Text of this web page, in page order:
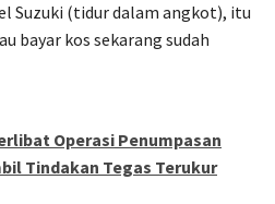
Suzuki (tidur dalam angkot), itu
bayar kos sekarang sudah
Operasi Penumpasan
Tindakan Tegas Terukur